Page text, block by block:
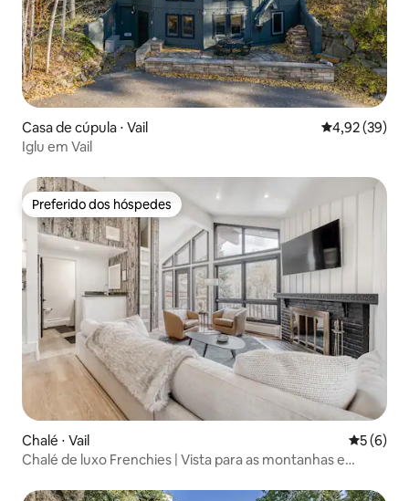
Casa de cúpula ⋅ Vail 4,92 de uma
4,92 (39)
Iglu em Vail
Preferido dos hóspedes
Preferido dos hóspedes
Chalé ⋅ Vail 5 de
5 (6)
Chalé de luxo Frenchies | Vista para as montanhas e